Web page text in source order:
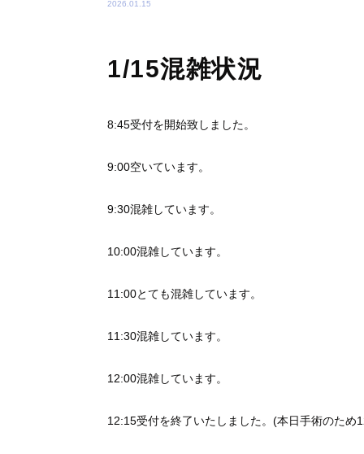
2026.01.15
1/15混雑状況
8:45受付を開始致しました。
9:00空いています。
9:30混雑しています。
10:00混雑しています。
11:00とても混雑しています。
11:30混雑しています。
12:00混雑しています。
12:15受付を終了いたしました。(本日手術のため